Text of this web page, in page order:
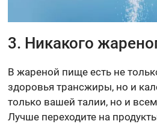
3. Никакого
В жареной пище есть не
здоровья трансжиры, но и
только вашей талии, но и
Лучше переходите на